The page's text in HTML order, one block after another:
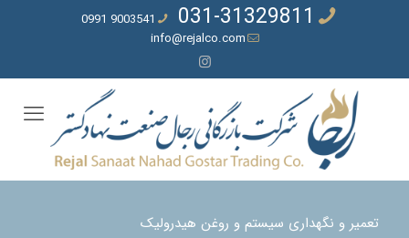
031-31329811
9003541 0991
info@rejalco.com
تعمیر و نگهداری سيستم و روغن هیدرولیک